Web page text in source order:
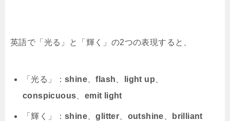
英語で「光る」と「輝く」の2つの表現すると、
「光る」： shine 、flash light up
conspicuous
emit light
「輝く」： shine 、glitter outshine brilliant